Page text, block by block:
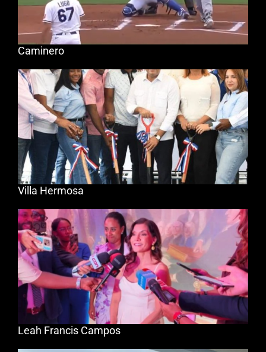
Caminero
Villa Hermosa
Leah Francis Campos